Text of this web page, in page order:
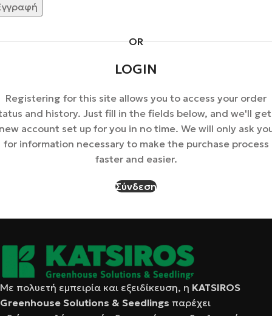
OR
LOGIN
Registering for this site allows you to access your order
and history. Just fill in the fields below, and we'll
account set up for you in no time. We will only ask
for information necessary to make the purchase process
faster and easier.
Σύνδεση
Με πολυετή εμπειρία και εξειδίκευση, η KATSIRΟS
Greenhouse Solutions & Seedlings παρέχει